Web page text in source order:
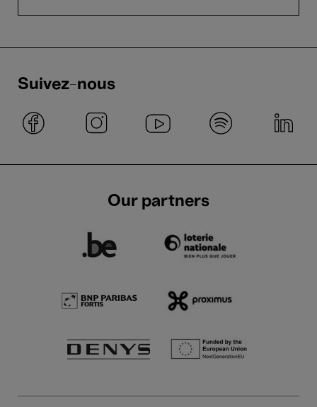
Suivez-nous
Our partners